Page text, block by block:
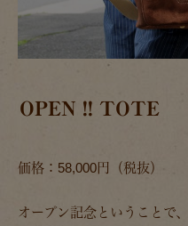
OPEN !! TOTE
価格：58,000円（税抜）
オープン記念ということで